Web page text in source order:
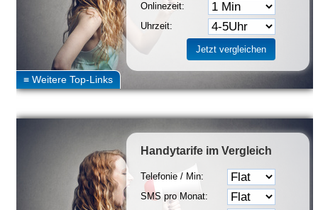
Onlinezeit:
Uhrzeit:
Handytarife im Vergleich
Telefonie / Min:
SMS pro Monat: